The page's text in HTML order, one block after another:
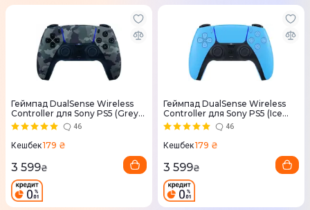
Геймпад DualSense Wireless
Controller для Sony PS5 (Grey
Cammo)
46
Кешбек179 ₴
3 599₴
Геймпад DualSense Wireless
Controller для Sony PS5 (Ice
Blue)
46
Кешбек179 ₴
3 599₴